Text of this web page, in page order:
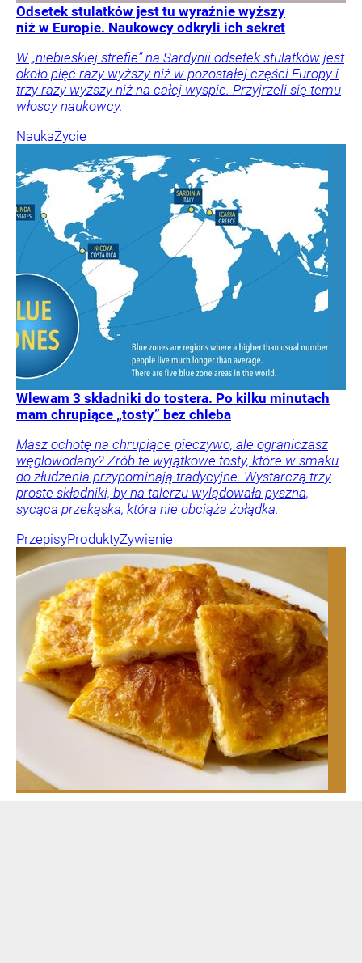
Odsetek stulatków jest tu wyraźnie wyższy
niż w Europie. Naukowcy odkryli ich sekret
W „niebieskiej strefie” na Sardynii odsetek stulatków jest
około pięć razy wyższy niż w pozostałej części Europy i
trzy razy wyższy niż na całej wyspie. Przyjrzeli się temu
włoscy naukowcy.
NaukaŻycie
Wlewam 3 składniki do tostera. Po kilku minutach
mam chrupiące „tosty” bez chleba
Masz ochotę na chrupiące pieczywo, ale ograniczasz
węglowodany? Zrób te wyjątkowe tosty, które w smaku
do złudzenia przypominają tradycyjne. Wystarczą trzy
proste składniki, by na talerzu wylądowała pyszna,
sycąca przekąska, która nie obciąża żołądka.
PrzepisyProduktyŻywienie